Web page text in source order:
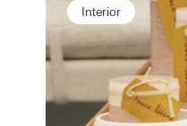
gennemført design.
Interior